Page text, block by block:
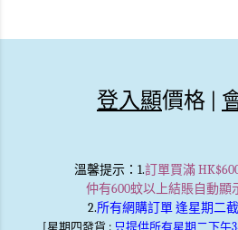
登入顯價格 |
溫馨提示：1.訂單買滿
仲有600蚊以上結賬自動顯
2.所有網購訂單 逢星期二
[星期四發貨 : 只提供所有星期二下午